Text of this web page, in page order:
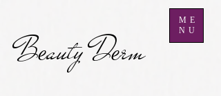
Beauty Derm
ME
NU